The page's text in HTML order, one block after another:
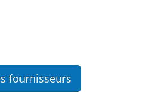
fournisseurs